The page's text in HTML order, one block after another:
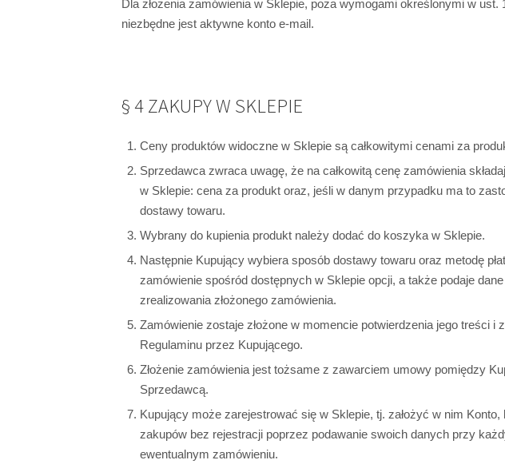
Dla złożenia zamówienia w Sklepie, poza wymogami określonymi w ust.
niezbędne jest aktywne konto e-mail.
§ 4 ZAKUPY W SKLEPIE
Ceny produktów widoczne w Sklepie są całkowitymi cenami za
Sprzedawca zwraca uwagę, że na całkowitą cenę zamówienia
w Sklepie: cena za produkt oraz, jeśli w danym przypadku ma to
dostawy towaru.
Wybrany do kupienia produkt należy dodać do koszyka w Sklepie.
Następnie Kupujący wybiera sposób dostawy towaru oraz metodę
zamówienie spośród dostępnych w Sklepie opcji, a także podaje
zrealizowania złożonego zamówienia.
Zamówienie zostaje złożone w momencie potwierdzenia jego treści i
Regulaminu przez Kupującego.
Złożenie zamówienia jest tożsame z zawarciem umowy pomiędzy
Sprzedawcą.
Kupujący może zarejestrować się w Sklepie, tj. założyć w nim Konto,
zakupów bez rejestracji poprzez podawanie swoich danych przy
ewentualnym zamówieniu.